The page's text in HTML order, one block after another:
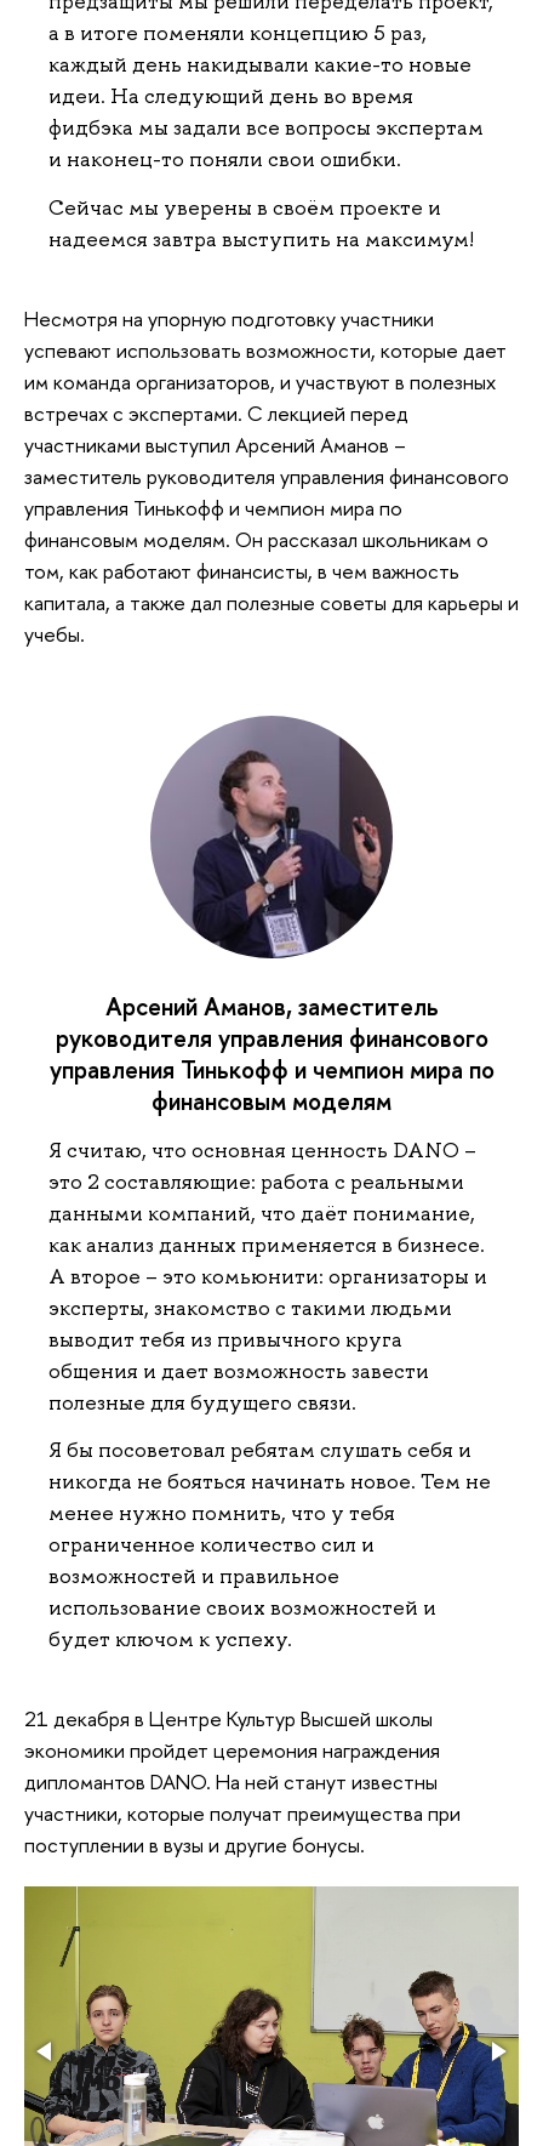
а в итоге поменяли концепцию 5 раз,
каждый день накидывали какие-то новые
идеи. На следующий день во время
фидбэка мы задали все вопросы экспертам
и наконец-то поняли свои ошибки.
Сейчас мы уверены в своём проекте и
надеемся завтра выступить на максимум!
Несмотря на упорную подготовку участники
успевают использовать возможности, которые дает
им команда организаторов, и участвуют в полезных
встречах с экспертами. С лекцией перед
участниками выступил Арсений Аманов –
заместитель руководителя управления финансового
управления Тинькофф и чемпион мира по
финансовым моделям. Он рассказал школьникам о
том, как работают финансисты, в чем важность
капитала, а также дал полезные советы для карьеры и
учебы.
Арсений Аманов, заместитель
руководителя управления финансового
управления Тинькофф и чемпион мира по
финансовым моделям
Я считаю, что основная ценность DANO –
это 2 составляющие: работа с реальными
данными компаний, что даёт понимание,
как анализ данных применяется в бизнесе.
А второе – это комьюнити: организаторы и
эксперты, знакомство с такими людьми
выводит тебя из привычного круга
общения и дает возможность завести
полезные для будущего связи.
Я бы посоветовал ребятам слушать себя и
никогда не бояться начинать новое. Тем не
менее нужно помнить, что у тебя
ограниченное количество сил и
возможностей и правильное
использование своих возможностей и
будет ключом к успеху.
21 декабря в Центре Культур Высшей школы
экономики пройдет церемония награждения
дипломантов DANO. На ней станут известны
участники, которые получат преимущества при
поступлении в вузы и другие бонусы.